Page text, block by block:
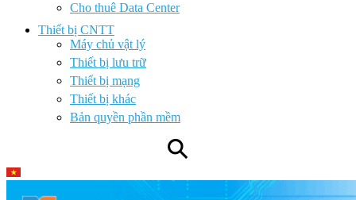
Cho thuê Data Center
Thiết bị CNTT
Máy chủ vật lý
Thiết bị lưu trữ
Thiết bị mạng
Thiết bị khác
Bản quyền phần mềm
⚲